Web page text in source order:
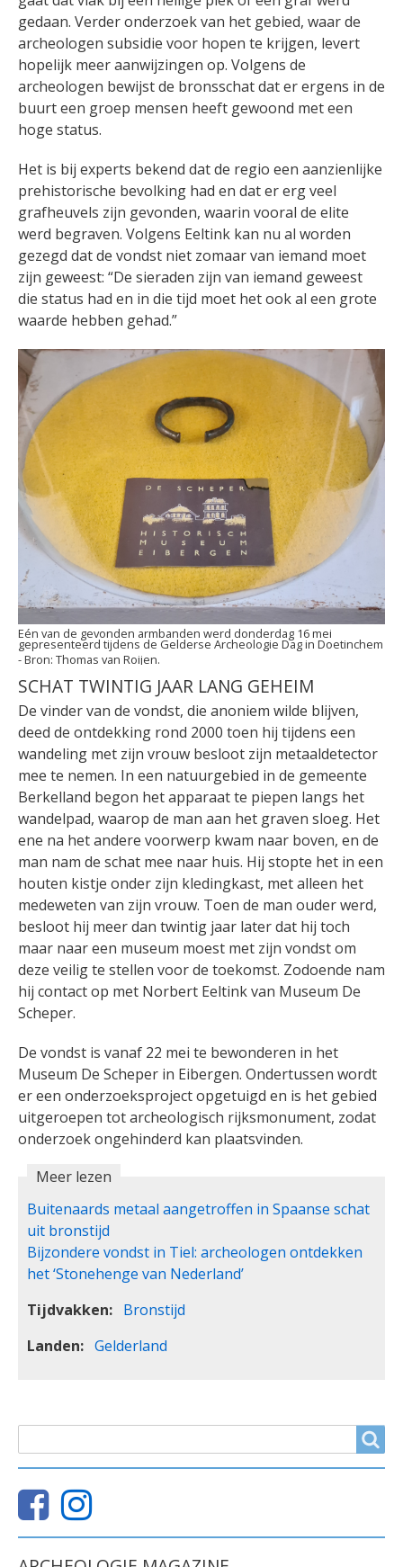
gedaan. Verder onderzoek van het gebied, waar de
archeologen subsidie voor hopen te krijgen, levert
hopelijk meer aanwijzingen op. Volgens de
archeologen bewijst de bronsschat dat er ergens in de
buurt een groep mensen heeft gewoond met een
hoge status.
Het is bij experts bekend dat de regio een aanzienlijke
prehistorische bevolking had en dat er erg veel
grafheuvels zijn gevonden, waarin vooral de elite
werd begraven. Volgens Eeltink kan nu al worden
gezegd dat de vondst niet zomaar van iemand moet
zijn geweest: “De sieraden zijn van iemand geweest
die status had en in die tijd moet het ook al een grote
waarde hebben gehad.”
Eén van de gevonden armbanden werd donderdag 16 mei
gepresenteerd tijdens de Gelderse Archeologie Dag in Doetinchem
Thomas van Roijen.
SCHAT TWINTIG JAAR LANG GEHEIM
De vinder van de vondst, die anoniem wilde blijven,
deed de ontdekking rond 2000 toen hij tijdens een
wandeling met zijn vrouw besloot zijn metaaldetector
mee te nemen. In een natuurgebied in de gemeente
Berkelland begon het apparaat te piepen langs het
wandelpad, waarop de man aan het graven sloeg. Het
ene na het andere voorwerp kwam naar boven, en de
man nam de schat mee naar huis. Hij stopte het in een
houten kistje onder zijn kledingkast, met alleen het
medeweten van zijn vrouw. Toen de man ouder werd,
besloot hij meer dan twintig jaar later dat hij toch
maar naar een museum moest met zijn vondst om
deze veilig te stellen voor de toekomst. Zodoende nam
hij contact op met Norbert Eeltink van Museum De
Scheper.
De vondst is vanaf 22 mei te bewonderen in het
Museum De Scheper in Eibergen. Ondertussen wordt
er een onderzoeksproject opgetuigd en is het gebied
uitgeroepen tot archeologisch rijksmonument, zodat
onderzoek ongehinderd kan plaatsvinden.
Meer lezen
Buitenaards metaal aangetroffen in Spaanse schat
uit bronstijd
Bijzondere vondst in Tiel: archeologen ontdekken
het ‘Stonehenge van Nederland’
Tijdvakken
Bronstijd
Landen
Gelderland
ZOEKVELD